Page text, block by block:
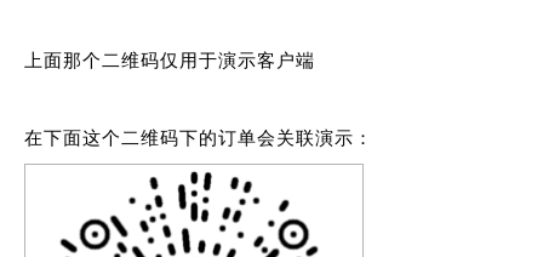
上面那个二维码仅用于演示客户端
在下面这个二维码下的订单会关联演示：